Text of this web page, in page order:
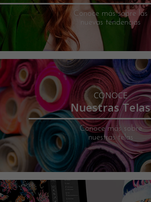
Conoce más sobre las
nuevas tendencias
CONOCE
Nuestras Telas
Conoce más sobre
nuestras telas